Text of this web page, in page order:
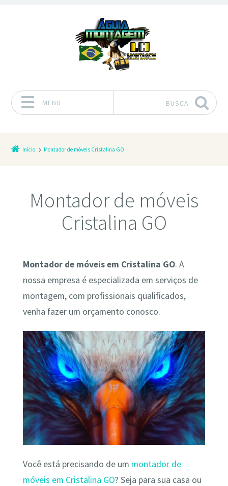
MENU BUSCA
Início Montador de móveis Cristalina GO
Montador de móveis
Cristalina GO
Montador de móveis em Cristalina GO. A
nossa empresa é especializada em serviços de
montagem, com profissionais qualificados,
venha fazer um orçamento conosco.
Você está precisando de um montador de
móveis em Cristalina GO? Seja para sua casa ou